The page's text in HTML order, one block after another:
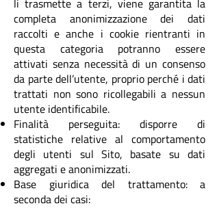
li trasmette a terzi, viene garantita la
completa anonimizzazione dei dati
raccolti e anche i cookie rientranti in
questa categoria potranno essere
attivati senza necessità di un consenso
da parte dell’utente, proprio perché i dati
trattati non sono ricollegabili a nessun
utente identificabile.
Finalità perseguita: disporre di
statistiche relative al comportamento
degli utenti sul Sito, basate su dati
aggregati e anonimizzati.
Base giuridica del trattamento: a
seconda dei casi: